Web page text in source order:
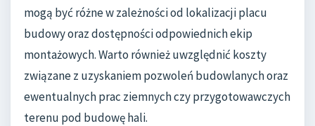
mogą być różne w zależności od lokalizacji placu
budowy oraz dostępności odpowiednich ekip
montażowych. Warto również uwzględnić koszty
związane z uzyskaniem pozwoleń budowlanych oraz
ewentualnych prac ziemnych czy przygotowawczych
terenu pod budowę hali.